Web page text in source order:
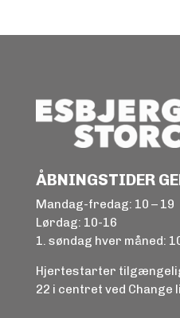
ÅBNINGSTIDER
Mandag-fredag: 10 – 19
Lørdag: 10-16
1. søndag hver måned:
Hjertestarter
22 i centret ved